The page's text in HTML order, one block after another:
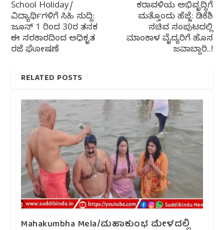
School Holiday/
ವಿದ್ಯಾರ್ಥಿಗಳಿಗೆ ಸಿಹಿ ಸುದ್ದಿ:
ಜೂನ್ 1 ರಿಂದ 30ರ ತನಕ
ಈ ಸರಕಾರದಿಂದ ಅಧಿಕೃತ
ರಜೆ ಘೋಷಣೆ
ಕರಾವಳಿಯ ಅಭಿವೃದ್ಧಿಗೆ
ಮತ್ತೊಂದು ಹೆಜ್ಜೆ: ಡಿಕೆಶಿ
ಸಚಿವ ಸಂಪುಟದಲ್ಲಿ
ಮಾಂಕಾಳ ವೈದ್ಯರಿಗೆ ಹೊಸ
ಜವಾಬ್ದಾರಿ..!
RELATED POSTS
Mahakumbha Mela/ಮಹಾಕುಂಭ ಮೇಳದಲ್ಲಿ